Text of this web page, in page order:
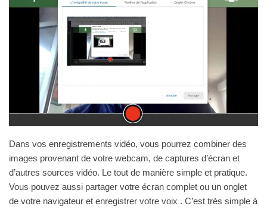
Dans vos enregistrements vidéo, vous pourrez combiner des
images provenant de votre webcam, de captures d’écran et
d’autres sources vidéo. Le tout de manière simple et pratique.
Vous pouvez aussi partager votre écran complet ou un onglet
de votre navigateur et enregistrer votre voix . C’est très simple à